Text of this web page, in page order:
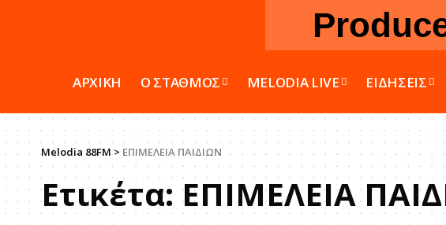
ΑΡΧΙΚΗ Ο ΣΤΑΘΜΟΣ MELODIA LIVE ΕΙΔΗΣΕΙΣ
Melodia 88FM> ΕΠΙΜΕΛΕΙΑ ΠΑΙΔΙΩΝ
Ετικέτα: ΕΠΙΜΕΛΕΙΑ